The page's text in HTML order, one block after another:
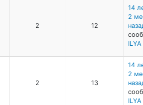
2 12
14
2
2 13
14
2